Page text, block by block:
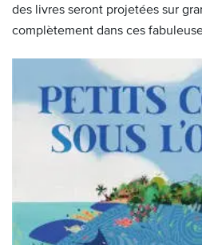
des livres seront projetées sur
complètement dans ces